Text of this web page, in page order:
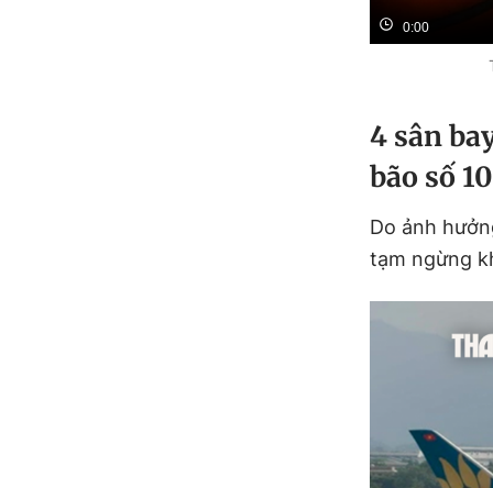
0:00
4 sân
bão số 10
Do ảnh
tạm ngừng